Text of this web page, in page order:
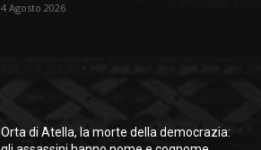
4 Agosto 2026
Orta di Atella, la morte della democrazia: